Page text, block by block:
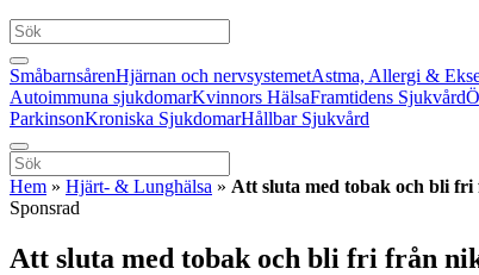
SmåbarnsårenHjärnan och nervsystemetAstma, Allergi &
Autoimmuna sjukdomarKvinnors HälsaFramtidens Sjukvård
ParkinsonKroniska SjukdomarHållbar Sjukvård
Hem » Hjärt- & Lunghälsa » Att sluta med tobak och bli
Sponsrad
Att sluta med tobak och bli fri från